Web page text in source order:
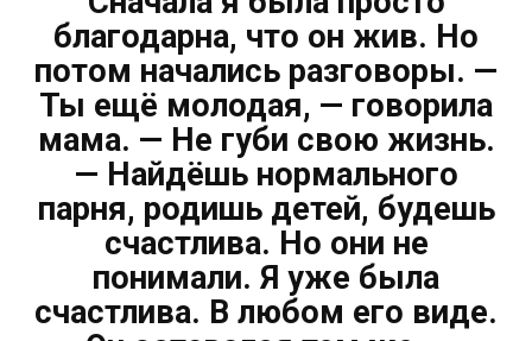
благодарна, что он жив. Но
потом начались разговоры. —
Ты ещё молодая, — говорила
мама. — Не губи свою жизнь.
— Найдёшь нормального
парня, родишь детей, будешь
счастлива. Но они не
понимали. Я уже была
счастлива. В любом его виде.